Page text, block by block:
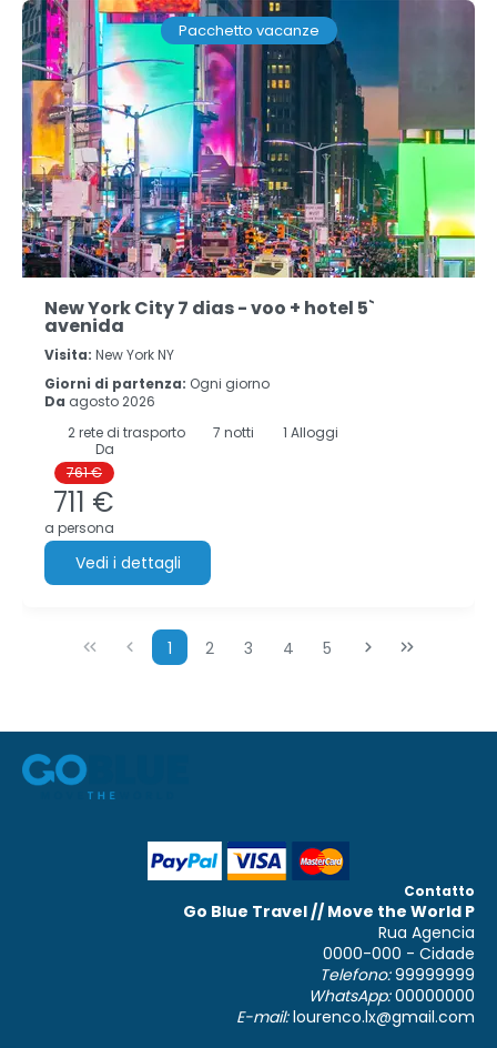
Pacchetto vacanze
New York City 7 dias - voo + hotel 5`
avenida
Visita: New York NY
Giorni di partenza: Ogni giorno
Da agosto 2026
2rete di trasporto 7 notti
1 Alloggi
Da
761 €
711 €
a persona
Vedi i dettagli
1 2 3 4 5
Contatto
Go Blue Travel // Move the World P
Rua Agencia
0000-000 - Cidade
Telefono:99999999
WhatsApp:00000000
E-mail:lourenco.lx@gmail.com